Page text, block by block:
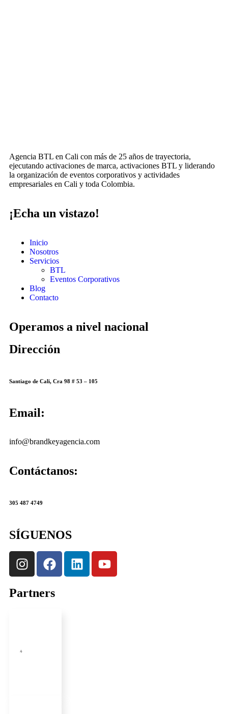
Agencia BTL en Cali con más de 25 años de trayectoria,
ejecutando activaciones de marca, activaciones BTL y liderando
la organización de eventos corporativos y actividades
empresariales en Cali y toda Colombia.
¡Echa un vistazo!
Inicio
Nosotros
Servicios
BTL
Eventos Corporativos
Blog
Contacto
Operamos a nivel nacional
Dirección
Santiago de Cali, Cra 98 # 53 – 105
Email:
info@brandkeyagencia.com
Contáctanos:
305 487 4749
SÍGUENOS
Partners